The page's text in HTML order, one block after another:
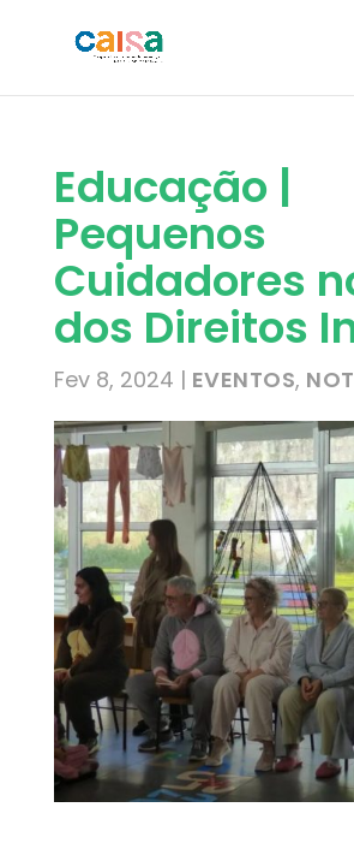
Educação |
Pequenos
Cuidadores
dos Direitos
Fev 8, 2024 | EVENTOS,